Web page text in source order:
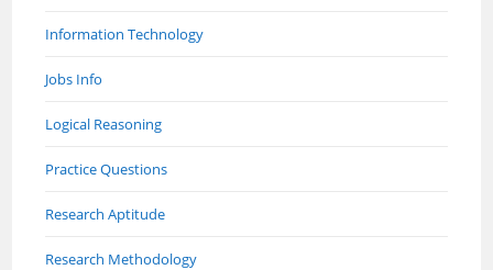
Information Technology
Jobs Info
Logical Reasoning
Practice Questions
Research Aptitude
Research Methodology